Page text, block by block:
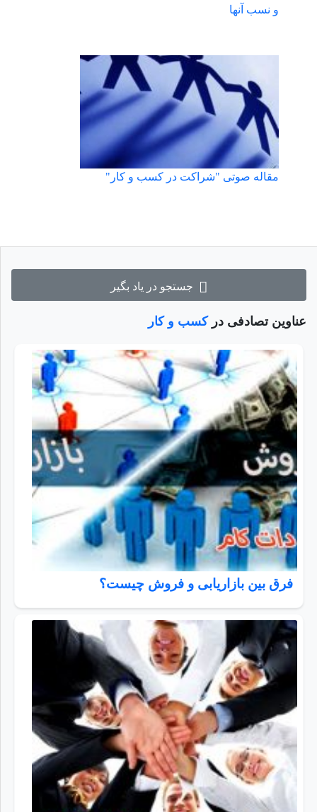
جستجو در یاد بگیر
عناوین تصادفی درکسب و کار
فرق بین بازاریابی و فروش چیست؟
و نسب آنها
مقاله صوتی "شراکت در کسب و کار"